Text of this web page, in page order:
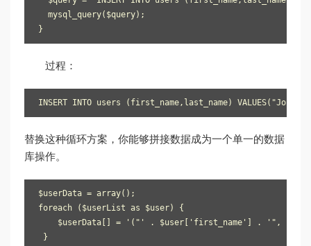
  mysql_query($query);
}
过程：
INSERT INTO users (first_name,last_name) VALUES("John",
替换这种循环方案，你能够拼接数据成为一个单一的数据
库操作。
$userData = array();
foreach ($userList as $user) {
$userData[] = '("' . $user['first_name'] . '", "' .
}